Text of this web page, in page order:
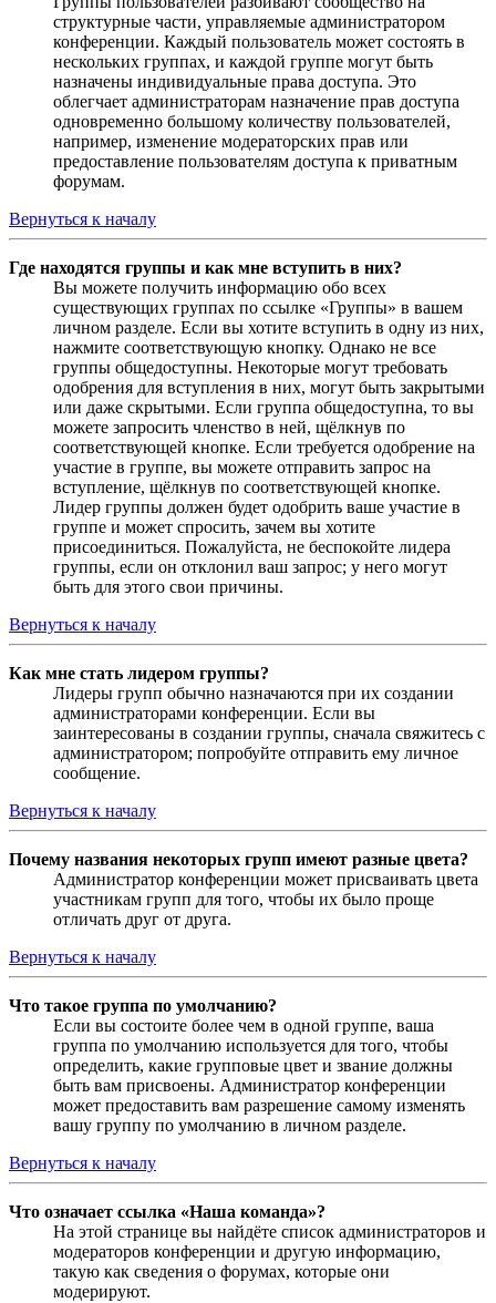
структурные части, управляемые администратором
конференции. Каждый пользователь может состоять в
нескольких группах, и каждой группе могут быть
назначены индивидуальные права доступа. Это
облегчает администраторам назначение прав доступа
одновременно большому количеству пользователей,
например, изменение модераторских прав или
предоставление пользователям доступа к приватным
форумам.
Вернуться к началу
Где находятся группы и как мне вступить в них?
Вы можете получить информацию обо всех
существующих группах по ссылке «Группы» в вашем
личном разделе. Если вы хотите вступить в одну из них,
нажмите соответствующую кнопку. Однако не все
группы общедоступны. Некоторые могут требовать
одобрения для вступления в них, могут быть закрытыми
или даже скрытыми. Если группа общедоступна, то вы
можете запросить членство в ней, щёлкнув по
соответствующей кнопке. Если требуется одобрение на
участие в группе, вы можете отправить запрос на
вступление, щёлкнув по соответствующей кнопке.
Лидер группы должен будет одобрить ваше участие в
группе и может спросить, зачем вы хотите
присоединиться. Пожалуйста, не беспокойте лидера
группы, если он отклонил ваш запрос; у него могут
быть для этого свои причины.
Вернуться к началу
Как мне стать лидером группы?
Лидеры групп обычно назначаются при их создании
администраторами конференции. Если вы
заинтересованы в создании группы, сначала свяжитесь с
администратором; попробуйте отправить ему личное
сообщение.
Вернуться к началу
Почему названия некоторых групп имеют разные цвета?
Администратор конференции может присваивать цвета
участникам групп для того, чтобы их было проще
отличать друг от друга.
Вернуться к началу
Что такое группа по умолчанию?
Если вы состоите более чем в одной группе, ваша
группа по умолчанию используется для того, чтобы
определить, какие групповые цвет и звание должны
быть вам присвоены. Администратор конференции
может предоставить вам разрешение самому изменять
вашу группу по умолчанию в личном разделе.
Вернуться к началу
Что означает ссылка «Наша команда»?
На этой странице вы найдёте список администраторов и
модераторов конференции и другую информацию,
такую как сведения о форумах, которые они
модерируют.